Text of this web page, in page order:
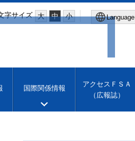
字サイズ 大 中 小 Language
Machine translation
国際関係情報
アクセスＦＳＡ
（広報誌）